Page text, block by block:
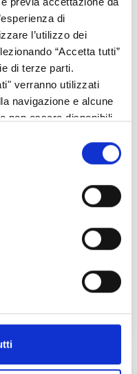
di
l’utilizzo dei
“Accetta tutti”
di terze parti.
verranno utilizzati
navigazione e alcune
non essere disponibili.
vacanze in Europa.
il significato di
nuovi e interessanti
controlli e fare